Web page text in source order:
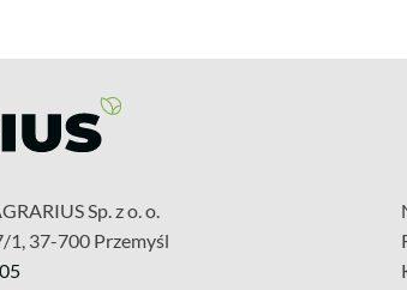
Sp. z o. o.
1, 37-700 Przemyśl